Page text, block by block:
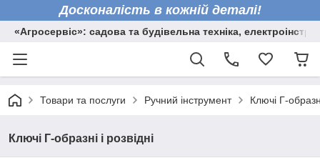
Досконалість в кожній деталі!
«Агросервіс»: садова та будівельна техніка,
Товари та послуги Ручний інструмент Ключі Г-
Ключі Г-образні і розвідні